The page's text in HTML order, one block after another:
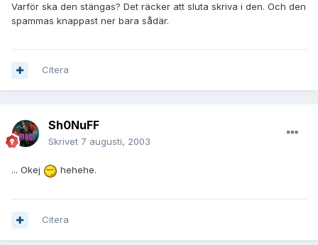
Varför ska den stängas? Det räcker att sluta skriva i den. Och den
spammas knappast ner bara sådär.
Citera
Sh0NuFF
Skrivet 7 augusti, 2003
... Okej hehehe.
Citera